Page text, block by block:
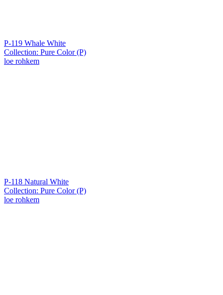
P-119 Whale White
Collection: Pure Color (P)
loe rohkem
P-118 Natural White
Collection: Pure Color (P)
loe rohkem